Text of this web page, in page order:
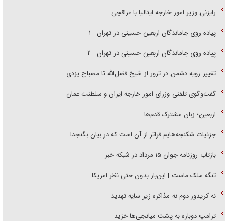
رایزنی وزیر امور خارجه ایتالیا با عراقچی
پیاده روی جاماندگان اربعین حسینی در تهران - ۱
پیاده روی جاماندگان اربعین حسینی در تهران - ۲
تغییر رویه دشمن در ترور از شیخ فضل‌الله تا مصباح یزدی
گفت‌وگوی تلفنی وزرای امور خارجه ایران و سلطنت عمان
اربعین؛ زبان مشترک قدم‌ها
جزئیات شکنجه‌هایم فراتر از آن است که در بیان بگنجد!
بازتاب روزنامه جوان ۱۵ مرداد در شبکه خبر
تنگه ملک ماست | این‌بار بدون حتی نظر امریکا
نه کریدور دوم نه مذاکره زیر سایه تهدید
ترامپ دوباره به پشت میانجی‌ها خزید